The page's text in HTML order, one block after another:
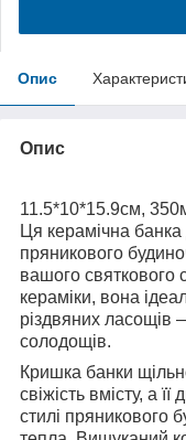
Опис
Опис
11.5*10*15.9см,
Ця керамічна
пряникового
вашого святкового
кераміки, вона
різдвяних ласощів
солодощів.
Кришка банки
свіжість вмісту, а
стилі пряникового